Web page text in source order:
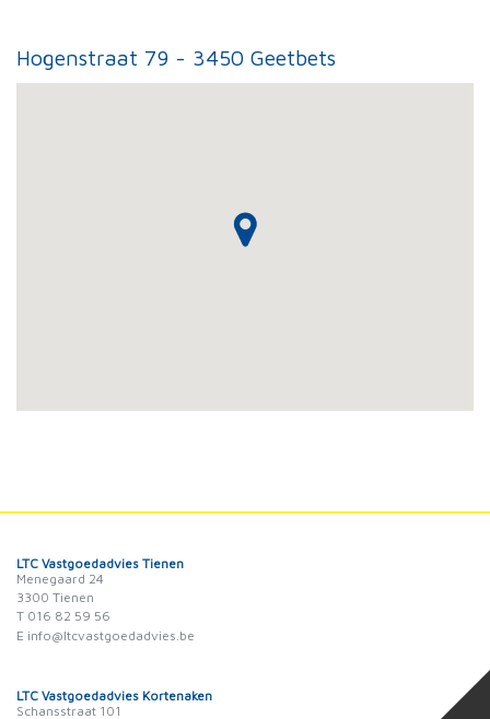
Hogenstraat 79 - 3450 Geetbets
LTC Vastgoedadvies Tienen
Menegaard 24
3300 Tienen
T 016 82 59 56
E info@ltcvastgoedadvies.be
LTC Vastgoedadvies Kortenaken
Schansstraat 101